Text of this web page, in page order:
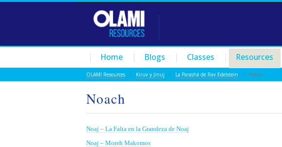
Home Blogs Classes Resources
OLAMI Resources / Kiruv y Jinuj / La Parashá de Rav Edelstein / Noach
Noach
Noaj – La Falta en la Grandeza de Noaj
Noaj – Moreh Makomos